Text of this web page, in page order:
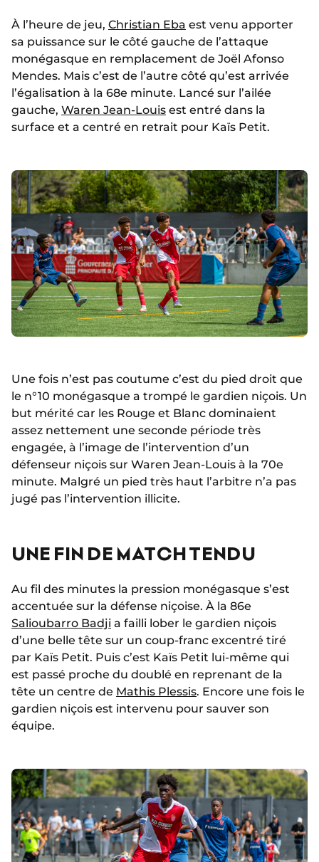
À l’heure de jeu, Christian Eba est venu apporter
sa puissance sur le côté gauche de l’attaque
monégasque en remplacement de Joël Afonso
Mendes. Mais c’est de l’autre côté qu’est arrivée
l’égalisation à la 68e minute. Lancé sur l’ailée
gauche, Waren Jean-Louis est entré dans la
surface et a centré en retrait pour Kaïs Petit.
Une fois n’est pas coutume c’est du pied droit que
le n°10 monégasque a trompé le gardien niçois. Un
but mérité car les Rouge et Blanc dominaient
assez nettement une seconde période très
engagée, à l’image de l’intervention d’un
défenseur niçois sur Waren Jean-Louis à la 70e
minute. Malgré un pied très haut l’arbitre n’a pas
jugé pas l’intervention illicite.
UNE FIN DE MATCH TENDU
Au fil des minutes la pression monégasque s’est
accentuée sur la défense niçoise. À la 86e
Salioubarro Badji a failli lober le gardien niçois
d’une belle tête sur un coup-franc excentré tiré
par Kaïs Petit. Puis c’est Kaïs Petit lui-même qui
est passé proche du doublé en reprenant de la
tête un centre de Mathis Plessis. Encore une fois le
gardien niçois est intervenu pour sauver son
équipe.